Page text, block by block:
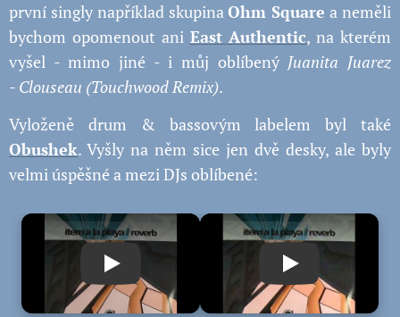
první singly například skupinaOhm Square a neměli
bychom opomenout ani East Authentic, na kterém
vyšel - mimo jiné - i můj oblíbený Juanita Juarez
- Clouseau (Touchwood Remix).
Vyloženě drum & bassovým labelem byl také
Obushek. Vyšly na něm sice jen dvě desky, ale byly
velmi úspěšné a mezi DJs oblíbené:
Play Play